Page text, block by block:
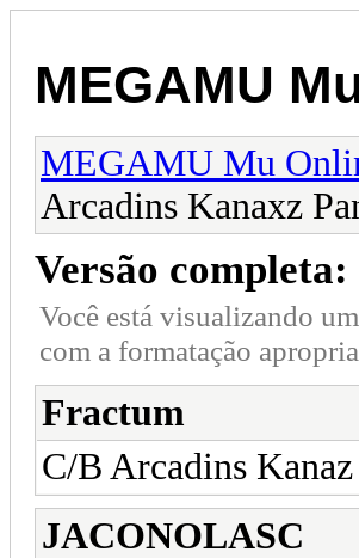
MEGAMU
MEGAMU Mu
Arcadins Kanaxz
Versão completa:
Você está visualizando
com a formatação
Fractum
C/B Arcadins
JACONOLASC